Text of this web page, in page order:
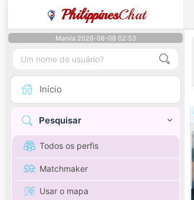
PhilippinesChat
Manila 2026-08-08 02:53
Início
Pesquisar
Todos os perfis
Matchmaker
Usar o mapa